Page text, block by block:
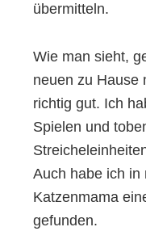
übermitteln.
Wie man sieht,
neuen zu Hause
richtig gut. Ich
Spielen und
Auch habe ich in
Katzenmama
gefunden.